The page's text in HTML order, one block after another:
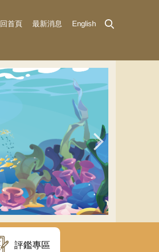
回首頁 最新消息 English
評鑑專區